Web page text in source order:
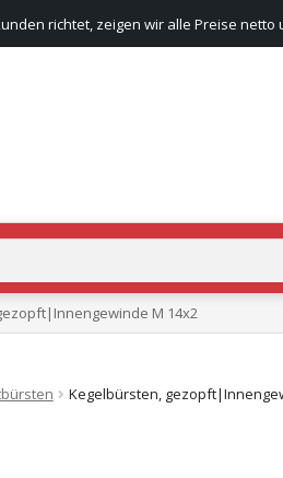
richtet, zeigen wir alle Preise netto
M 14x2
Kegelbürsten,